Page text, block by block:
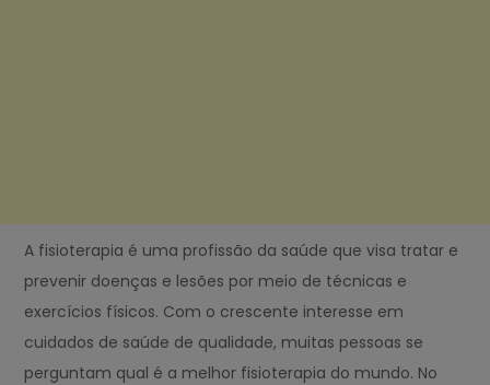
A fisioterapia é uma profissão da saúde que visa tratar e
prevenir doenças e lesões por meio de técnicas e
exercícios físicos. Com o crescente interesse em
cuidados de saúde de qualidade, muitas pessoas se
perguntam qual é a melhor fisioterapia do mundo. No